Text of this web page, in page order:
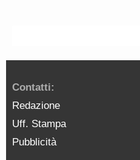
Contatti:
Redazione
Uff. Stampa
Pubblicità